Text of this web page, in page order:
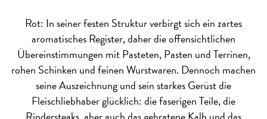
Rot: In seiner festen Struktur verbirgt sich ein zartes
aromatisches Register, daher die offensichtlichen
Übereinstimmungen mit Pasteten, Pasten und Terrinen,
rohen Schinken und feinen Wurstwaren. Dennoch machen
seine Auszeichnung und sein starkes Gerüst die
Fleischliebhaber glücklich: die faserigen Teile, die